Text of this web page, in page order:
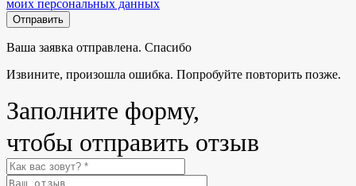
моих персональных данных
Отправить
Ваша заявка отправлена. Спасибо
Извините, произошла ошибка. Попробуйте повторить позже.
Заполните форму,
чтобы отправить отзыв